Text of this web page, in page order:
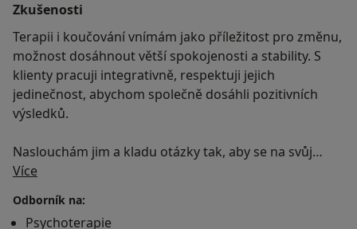
Zkušenosti
Terapii i koučování vnímám jako příležitost pro změnu,
možnost dosáhnout větší spokojenosti a stability. S
klienty pracuji integrativně, respektuji jejich
jedinečnost, abychom společně dosáhli pozitivních
výsledků.
Naslouchám jim a kladu otázky tak, aby se na svůj
životní příběh začali dívat z jiného úhlu pohledu. Klient
dostává prostor pro rozpoznání příčin a zdrojů
problémů, které ho trápí v současnosti, přičemž
Více
Odborník na:
Psychoterapie